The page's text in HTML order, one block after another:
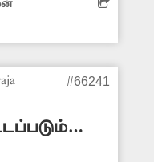
ஏற்படுகிறது.
#66241